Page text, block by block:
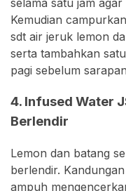
selama satu jam
Kemudian
sdt air jeruk lemon
serta tambahkan
pagi sebelum
4. Infused Water
Berlendir
Lemon dan batang
berlendir.
ampuh